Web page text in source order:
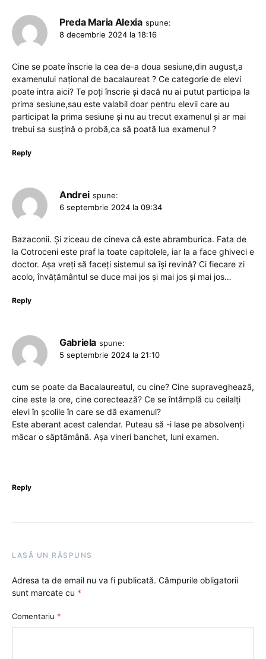
Preda Maria Alexia spune:
8 decembrie 2024 la 18:16
Cine se poate înscrie la cea de-a doua sesiune,din august,a
examenului național de bacalaureat ? Ce categorie de elevi
poate intra aici? Te poți înscrie și dacă nu ai putut participa la
prima sesiune,sau este valabil doar pentru elevii care au
participat la prima sesiune și nu au trecut examenul și ar mai
trebui sa susțină o probă,ca să poată lua examenul ?
Reply
Andrei spune:
6 septembrie 2024 la 09:34
Bazaconii. Și ziceau de cineva că este abramburica. Fata de
la Cotroceni este praf la toate capitolele, iar la a face ghiveci e
doctor. Așa vreți să faceți sistemul sa își revină? Ci fiecare zi
acolo, învățământul se duce mai jos și mai jos și mai jos…
Reply
Gabriela spune:
5 septembrie 2024 la 21:10
cum se poate da Bacalaureatul, cu cine? Cine supraveghează,
cine este la ore, cine corectează? Ce se întâmplă cu ceilalți
elevi în școlile în care se dă examenul?
Este aberant acest calendar. Puteau să -i lase pe absolvenți
măcar o săptămână. Așa vineri banchet, luni examen.
Reply
LASĂ UN RĂSPUNS
Adresa ta de email nu va fi publicată. Câmpurile obligatorii
sunt marcate cu *
Comentariu *